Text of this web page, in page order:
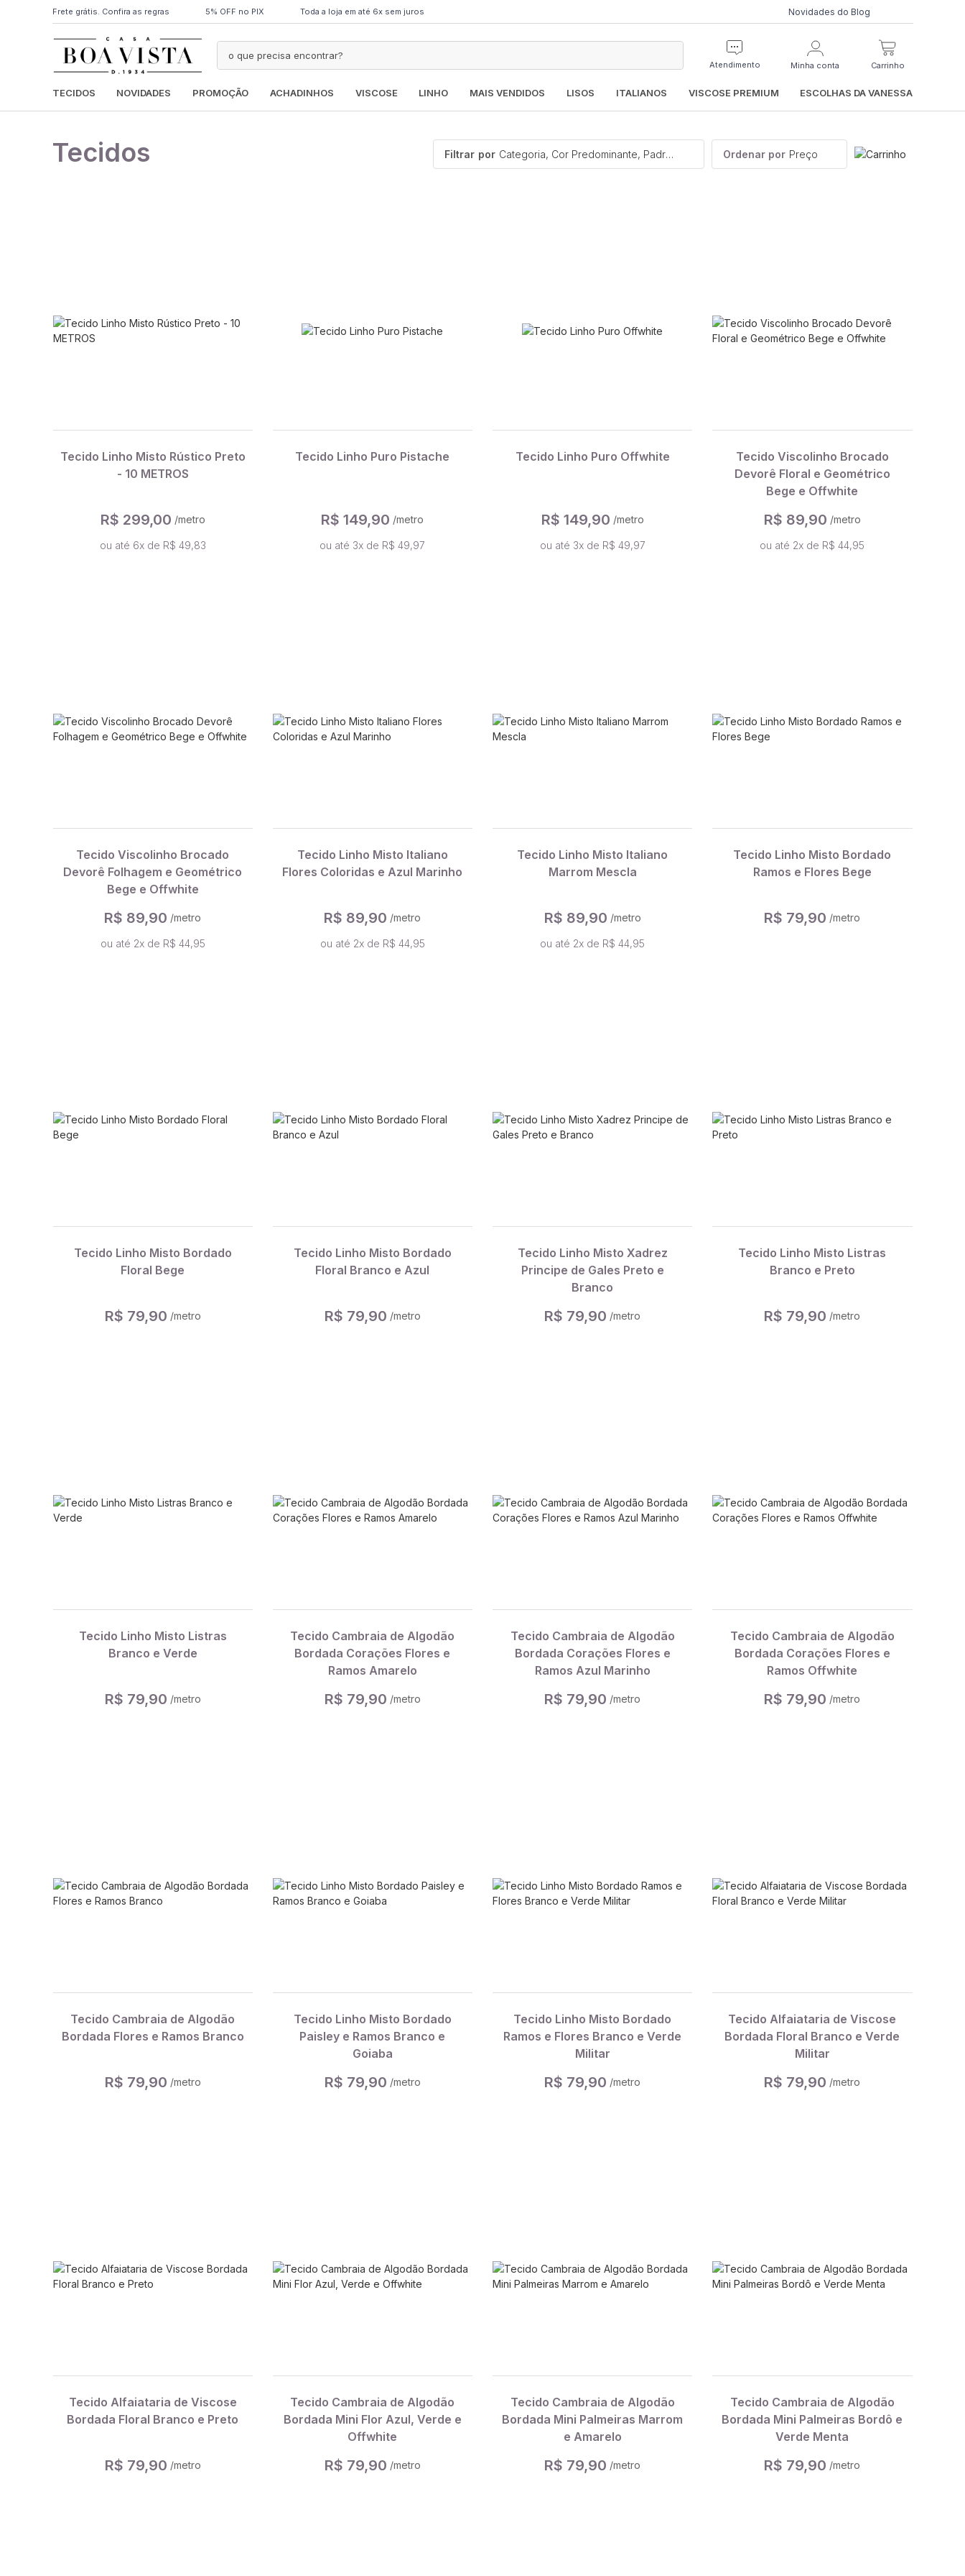
Frete grátis. Confira as regras 5% OFF no PIX Toda a loja em até 6x sem juros Novidades do Blog
Atendimento Minha conta Carrinho
TECIDOS NOVIDADES PROMOÇÃO ACHADINHOS VISCOSE LINHO MAIS VENDIDOS LISOS ITALIANOS VISCOSE PREMIUM ESCOLHAS DA VANESSA
Tecidos Filtrar por Categoria, Cor Predominante, Padronagem, Elasticidade Ordenar por Preço
Tecido Linho Misto Rústico Preto
- 10 METROS
R$ 299,00 /metro
ou até 6x de R$ 49,83
Tecido Linho Puro Pistache
R$ 149,90 /metro
ou até 3x de R$ 49,97
Tecido Linho Puro Offwhite
R$ 149,90 /metro
ou até 3x de R$ 49,97
Tecido Viscolinho Brocado
Devorê Floral e Geométrico
Bege e Offwhite
R$ 89,90 /metro
ou até 2x de R$ 44,95
Tecido Viscolinho Brocado
Devorê Folhagem e Geométrico
Bege e Offwhite
R$ 89,90 /metro
ou até 2x de R$ 44,95
Tecido Linho Misto Italiano
Flores Coloridas e Azul Marinho
R$ 89,90 /metro
ou até 2x de R$ 44,95
Tecido Linho Misto Italiano
Marrom Mescla
R$ 89,90 /metro
ou até 2x de R$ 44,95
Tecido Linho Misto Bordado
Ramos e Flores Bege
R$ 79,90 /metro
Tecido Linho Misto Bordado
Floral Bege
R$ 79,90 /metro
Tecido Linho Misto Bordado
Floral Branco e Azul
R$ 79,90 /metro
Tecido Linho Misto Xadrez
Principe de Gales Preto e
Branco
R$ 79,90 /metro
Tecido Linho Misto Listras
Branco e Preto
R$ 79,90 /metro
Tecido Linho Misto Listras
Branco e Verde
R$ 79,90 /metro
Tecido Cambraia de Algodão
Bordada Corações Flores e
Ramos Amarelo
R$ 79,90 /metro
Tecido Cambraia de Algodão
Bordada Corações Flores e
Ramos Azul Marinho
R$ 79,90 /metro
Tecido Cambraia de Algodão
Bordada Corações Flores e
Ramos Offwhite
R$ 79,90 /metro
Tecido Cambraia de Algodão
Bordada Flores e Ramos Branco
R$ 79,90 /metro
Tecido Linho Misto Bordado
Paisley e Ramos Branco e
Goiaba
R$ 79,90 /metro
Tecido Linho Misto Bordado
Ramos e Flores Branco e Verde
Militar
R$ 79,90 /metro
Tecido Alfaiataria de Viscose
Bordada Floral Branco e Verde
Militar
R$ 79,90 /metro
Tecido Alfaiataria de Viscose
Bordada Floral Branco e Preto
R$ 79,90 /metro
Tecido Cambraia de Algodão
Bordada Mini Flor Azul, Verde e
Offwhite
R$ 79,90 /metro
Tecido Cambraia de Algodão
Bordada Mini Palmeiras Marrom
e Amarelo
R$ 79,90 /metro
Tecido Cambraia de Algodão
Bordada Mini Palmeiras Bordô e
Verde Menta
R$ 79,90 /metro